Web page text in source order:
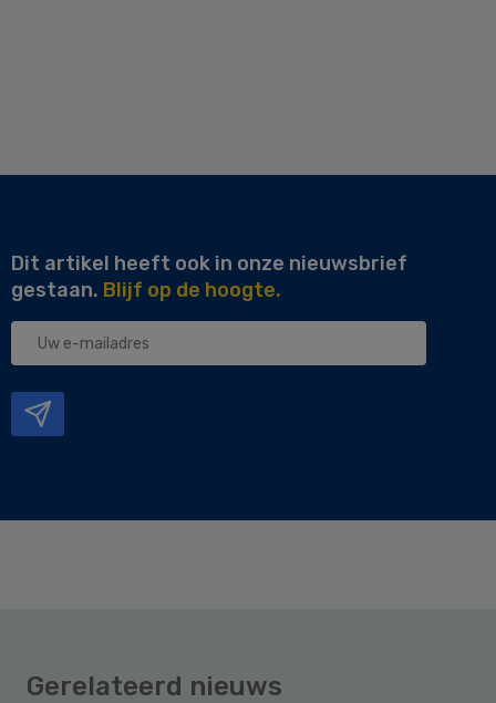
Dit artikel heeft ook in onze nieuwsbrief
gestaan. Blijf op de hoogte.
Uw
Gerelateerd nieuws